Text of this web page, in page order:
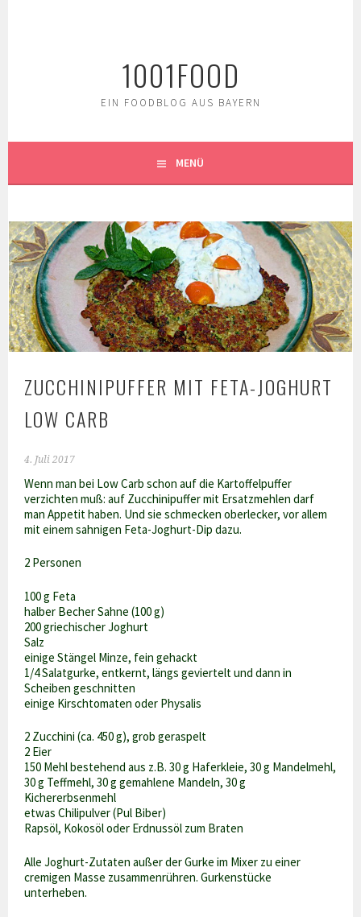
1001FOOD
EIN FOODBLOG AUS BAYERN
MENÜ
ZUCCHINIPUFFER MIT FETA-JOGHURT
LOW CARB
4. Juli 2017
Wenn man bei Low Carb schon auf die Kartoffelpuffer
verzichten muß: auf Zucchinipuffer mit Ersatzmehlen darf
man Appetit haben. Und sie schmecken oberlecker, vor allem
mit einem sahnigen Feta-Joghurt-Dip dazu.
2 Personen
100 g Feta
halber Becher Sahne (100 g)
200 griechischer Joghurt
Salz
einige Stängel Minze, fein gehackt
1/4 Salatgurke, entkernt, längs geviertelt und dann in
Scheiben geschnitten
einige Kirschtomaten oder Physalis
2 Zucchini (ca. 450 g), grob geraspelt
2 Eier
150 Mehl bestehend aus z.B. 30 g Haferkleie, 30 g Mandelmehl,
30 g Teffmehl, 30 g gemahlene Mandeln, 30 g
Kichererbsenmehl
etwas Chilipulver (Pul Biber)
Rapsöl, Kokosöl oder Erdnussöl zum Braten
Alle Joghurt-Zutaten außer der Gurke im Mixer zu einer
cremigen Masse zusammenrühren. Gurkenstücke
unterheben.